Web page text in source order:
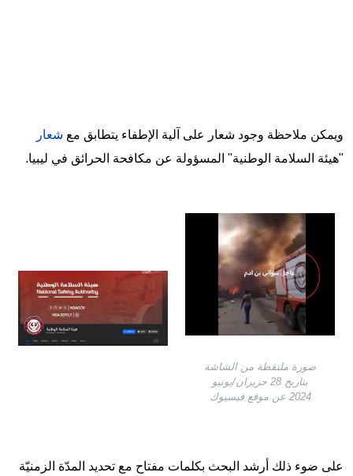
ويمكن ملاحظة وجود شعار على آلية الإطفاء يتطابق مع شعار
"هيئة السلامة الوطنية" المسؤولة عن مكافحة الحرائق في ليبيا.
صورة ملتقطة من الشاشة
بتاريخ 28 حزيران/يونيو
2024 عن موقع فيسيوك
Image
على ضوء ذلك أرشد البحث بكلمات مفتاح مع تحديد المدّة الزمنيّة